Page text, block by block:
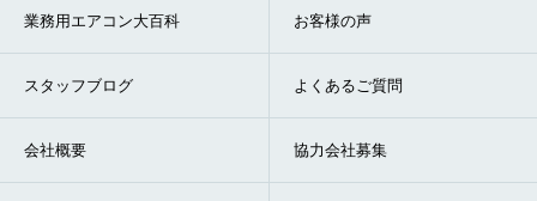
業務用エアコン大百科 お客様の声
スタッフブログ よくあるご質問
会社概要 協力会社募集